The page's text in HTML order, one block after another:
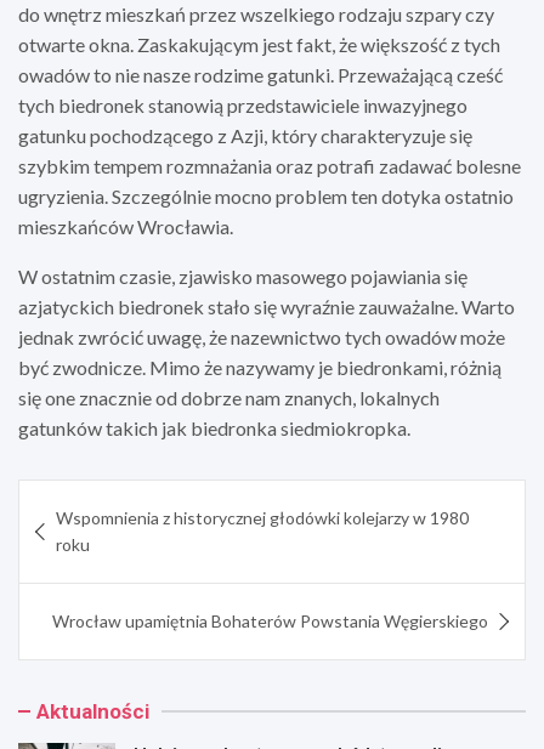
do wnętrz mieszkań przez wszelkiego rodzaju szpary czy
otwarte okna. Zaskakującym jest fakt, że większość z tych
owadów to nie nasze rodzime gatunki. Przeważającą cześć
tych biedronek stanowią przedstawiciele inwazyjnego
gatunku pochodzącego z Azji, który charakteryzuje się
szybkim tempem rozmnażania oraz potrafi zadawać bolesne
ugryzienia. Szczególnie mocno problem ten dotyka ostatnio
mieszkańców Wrocławia.
W ostatnim czasie, zjawisko masowego pojawiania się
azjatyckich biedronek stało się wyraźnie zauważalne. Warto
jednak zwrócić uwagę, że nazewnictwo tych owadów może
być zwodnicze. Mimo że nazywamy je biedronkami, różnią
się one znacznie od dobrze nam znanych, lokalnych
gatunków takich jak biedronka siedmiokropka.
wpisu
Wspomnienia z historycznej głodówki kolejarzy w 1980
roku
Wrocław upamiętnia Bohaterów Powstania Węgierskiego
Aktualności